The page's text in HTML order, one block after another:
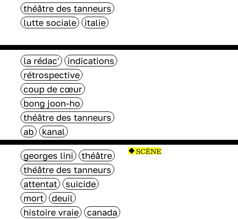
théâtre des tanneurs
lutte sociale
italie
la rédac'
indications
rétrospective
coup de cœur
bong joon-ho
théâtre des tanneurs
ab
kanal
georges lini
théâtre
théâtre des tanneurs
attentat
suicide
mort
deuil
histoire vraie
canada
SCÈNE